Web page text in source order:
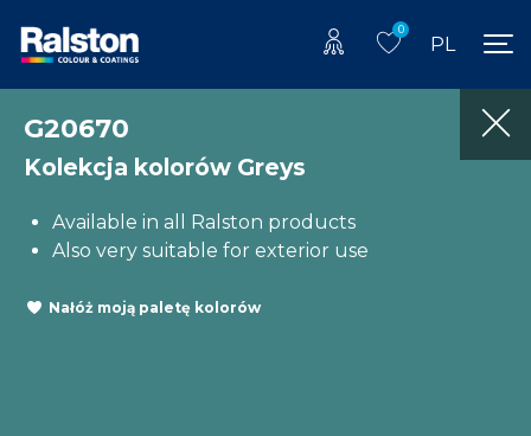
0
PL
G20670
Kolekcja kolorów Greys
Available in all Ralston products
Also very suitable for exterior use
Nałóż moją paletę kolorów